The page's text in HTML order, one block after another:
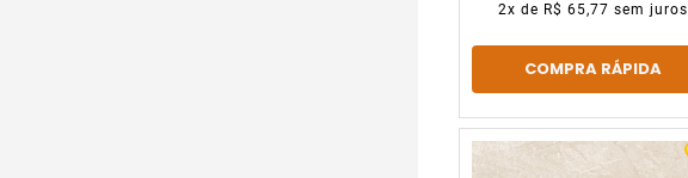
2x de R$ 65,77 sem juros
COMPRA RÁPIDA